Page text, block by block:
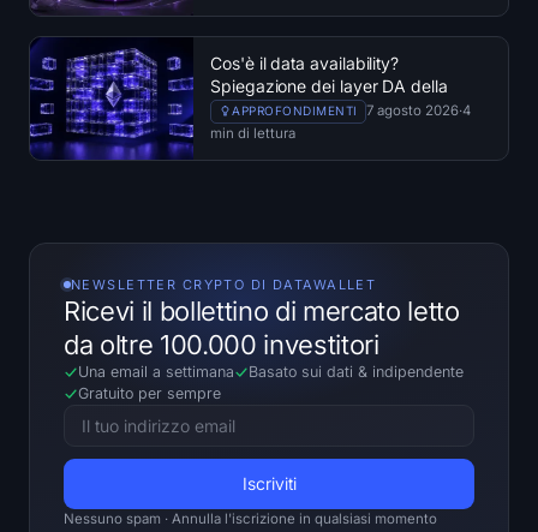
Cos'è il data availability?
Spiegazione dei layer DA della
blockchain
APPROFONDIMENTI 7 agosto 2026·4
min di lettura
NEWSLETTER CRYPTO DI DATAWALLET
Ricevi il bollettino di mercato letto
da oltre 100.000 investitori
Una email a settimana Basato sui dati & indipendente
Gratuito per sempre
Nessuno spam · Annulla l'iscrizione in qualsiasi momento